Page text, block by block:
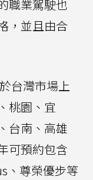
職業駕駛也
，並且由合
台灣市場上
桃園、宜
台南、高雄
可預約包含
、尊榮優步等